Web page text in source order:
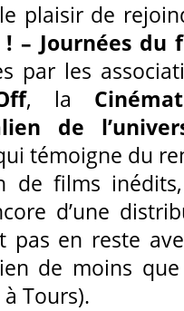
plaisir de
– Journées du
par les
, la
de
témoigne du
de films
d’une
pas en reste
de moins
Tours).